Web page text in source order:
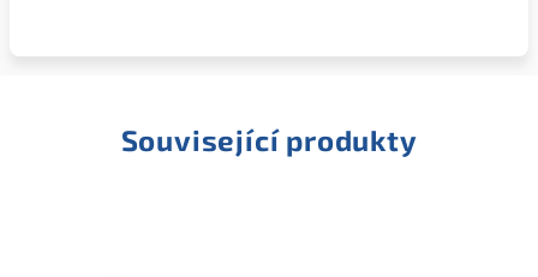
Související produkty